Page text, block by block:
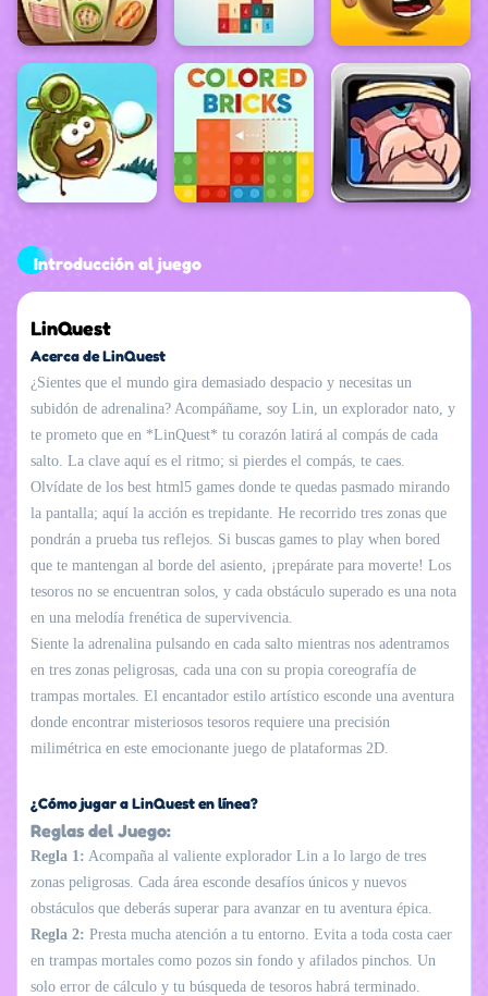
Introducción al juego
LinQuest
Acerca de LinQuest
¿Sientes que el mundo gira demasiado despacio y necesitas un
subidón de adrenalina? Acompáñame, soy Lin, un explorador nato, y
te prometo que en *LinQuest* tu corazón latirá al compás de cada
salto. La clave aquí es el ritmo; si pierdes el compás, te caes.
Olvídate de los best html5 games donde te quedas pasmado mirando
la pantalla; aquí la acción es trepidante. He recorrido tres zonas que
pondrán a prueba tus reflejos. Si buscas games to play when bored
que te mantengan al borde del asiento, ¡prepárate para moverte! Los
tesoros no se encuentran solos, y cada obstáculo superado es una nota
en una melodía frenética de supervivencia.
Siente la adrenalina pulsando en cada salto mientras nos adentramos
en tres zonas peligrosas, cada una con su propia coreografía de
trampas mortales. El encantador estilo artístico esconde una aventura
donde encontrar misteriosos tesoros requiere una precisión
milimétrica en este emocionante juego de plataformas 2D.
¿Cómo jugar a LinQuest en línea?
Reglas del Juego:
Regla 1: Acompaña al valiente explorador Lin a lo largo de tres
zonas peligrosas. Cada área esconde desafíos únicos y nuevos
obstáculos que deberás superar para avanzar en tu aventura épica.
Regla 2: Presta mucha atención a tu entorno. Evita a toda costa caer
en trampas mortales como pozos sin fondo y afilados pinchos. Un
solo error de cálculo y tu búsqueda de tesoros habrá terminado.